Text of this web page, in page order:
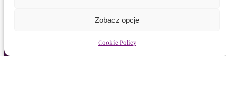
Zobacz opcje
Cookie Policy